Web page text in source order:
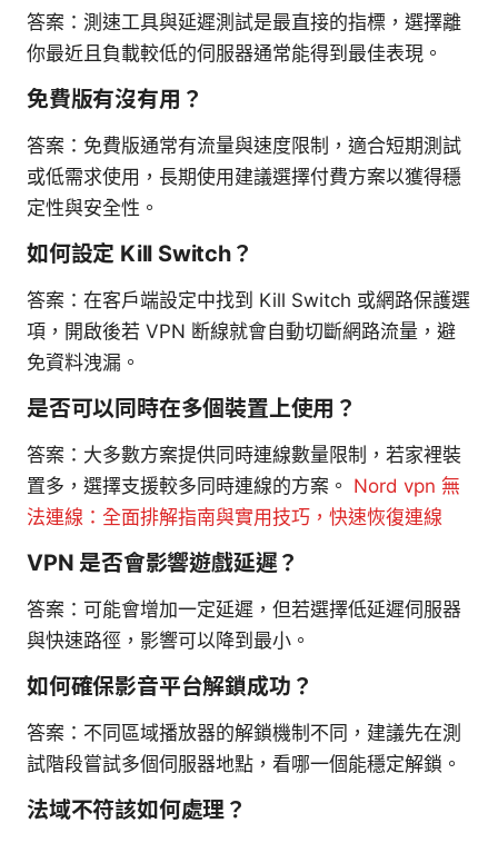
答案：測速工具與延遲測試是最直接的指標，選擇離
你最近且負載較低的伺服器通常能得到最佳表現。
免費版有沒有用？
答案：免費版通常有流量與速度限制，適合短期測試
或低需求使用，長期使用建議選擇付費方案以獲得穩
定性與安全性。
如何設定 Kill Switch？
答案：在客戶端設定中找到 Kill Switch 或網路保護選
項，開啟後若 VPN 断線就會自動切斷網路流量，避
免資料洩漏。
是否可以同時在多個裝置上使用？
答案：大多數方案提供同時連線數量限制，若家裡裝
置多，選擇支援較多同時連線的方案。 Nord vpn 無
法連線：全面排解指南與實用技巧，快速恢復連線
VPN 是否會影響遊戲延遲？
答案：可能會增加一定延遲，但若選擇低延遲伺服器
與快速路徑，影響可以降到最小。
如何確保影音平台解鎖成功？
答案：不同區域播放器的解鎖機制不同，建議先在測
試階段嘗試多個伺服器地點，看哪一個能穩定解鎖。
法域不符該如何處理？